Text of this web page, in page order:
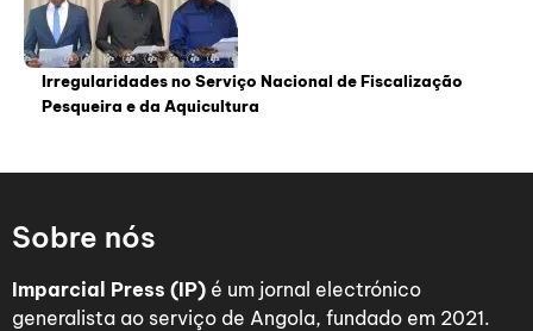
Irregularidades no Serviço Nacional de Fiscalização
Pesqueira e da Aquicultura
Sobre nós
Imparcial Press (IP) é um jornal electrónico
generalista ao serviço de Angola, fundado em 2021.